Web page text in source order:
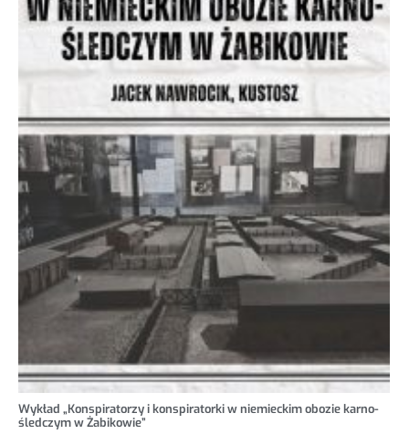
Wykład „Konspiratorzy i konspiratorki w niemieckim obozie karno-
śledczym w Żabikowie”